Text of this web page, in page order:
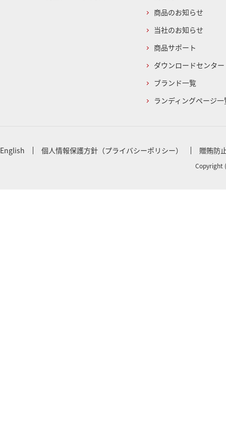
商品のお知らせ
当社のお知らせ
商品サポート
ダウンロードセンター
ブランド一覧
ランディングページ一
English 個人情報保護方針（プライバシーポリシー） 贈賄防
Copyright